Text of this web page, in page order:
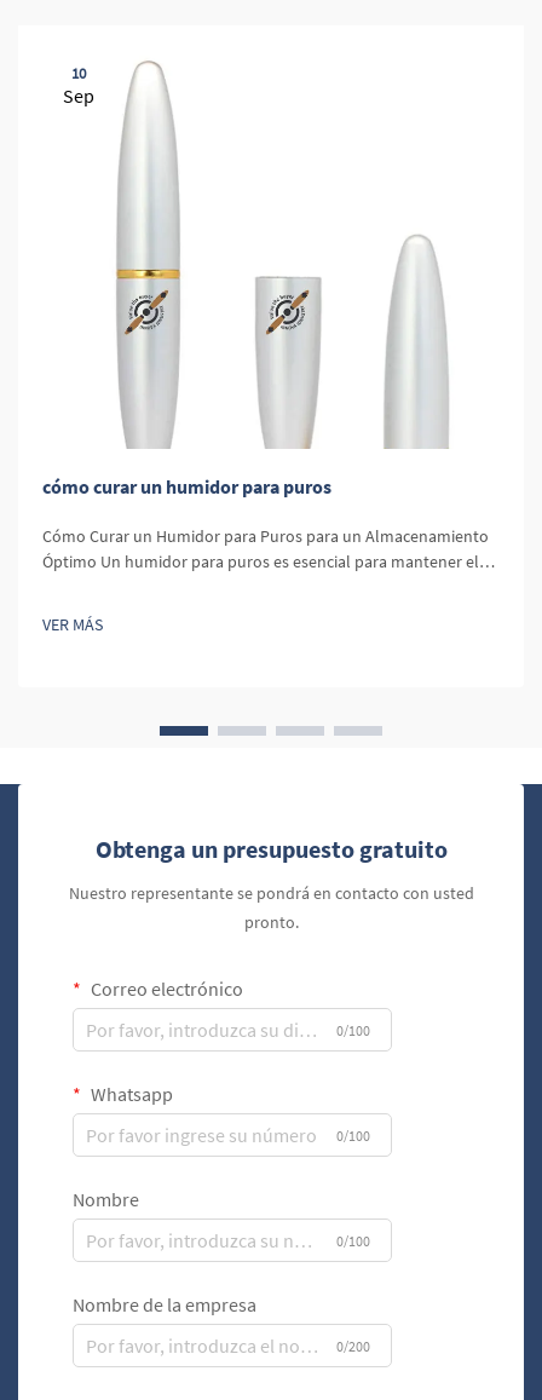
10
Sep
cómo curar un humidor para puros
Cómo Curar un Humidor para Puros para un Almacenamiento
Óptimo Un humidor para puros es esencial para mantener el
curar un humidor es un paso crucial para asegurarte de que tus
puros permanezcan frescos y bien conservados...
VER MÁS
Obtenga un presupuesto gratuito
Nuestro representante se pondrá en contacto con usted
pronto.
Correo electrónico
0/100
Whatsapp
0/100
Nombre
0/100
Nombre de la empresa
0/200